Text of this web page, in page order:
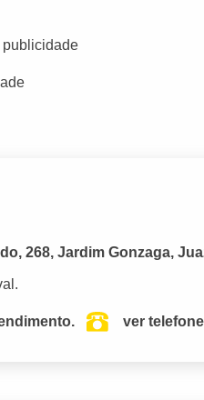
268, Jardim Gonzaga,
ver telefone